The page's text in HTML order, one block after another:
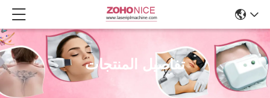
تفاصيل المنتجات